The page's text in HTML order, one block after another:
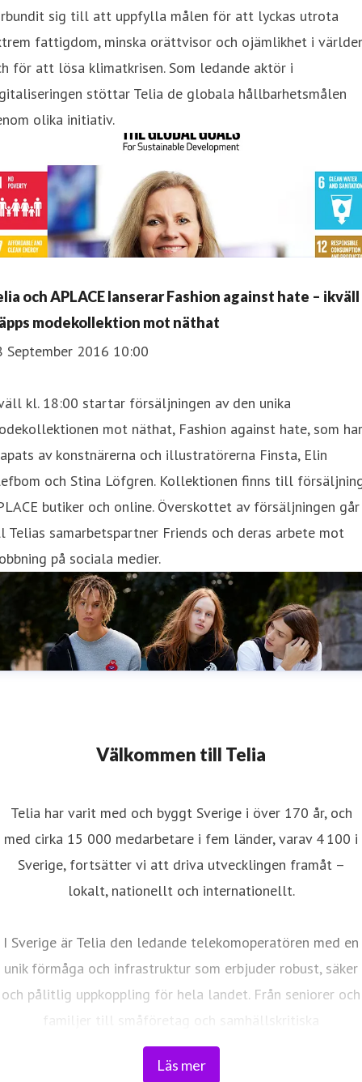
sig till att uppfylla målen för att lyckas utrota
fattigdom, minska orättvisor och ojämlikhet i
för att lösa klimatkrisen. Som ledande aktör i
stöttar Telia de globala hållbarhetsmålen
olika initiativ.
och APLACE lanserar Fashion against hate – ikväll
modekollektion mot näthat
September 2016 10:00
kl. 18:00 startar försäljningen av den unika
mot näthat, Fashion against hate, som har
av konstnärerna och illustratörerna Finsta, Elin
och Stina Löfgren. Kollektionen finns till
butiker och online. Överskottet av försäljningen går
Telias samarbetspartner Friends och deras arbete mot
på sociala medier.
Välkommen till Telia
Läs mer
Telia har varit med och byggt Sverige i över 170 år, och
med cirka 15 000 medarbetare i fem länder, varav 4 100 i
Sverige, fortsätter vi att driva utvecklingen framåt –
lokalt, nationellt och internationellt.
I Sverige är Telia den ledande telekomoperatören med en
unik förmåga och infrastruktur som erbjuder robust, säker
och pålitlig uppkoppling för hela landet. Från seniorer och
familjer till småföretag och samhällskritiska
verksamheter. Vi möjliggör digitaliseringens kraft i
vardagen och är en del av Sveriges totalförsvar. Med